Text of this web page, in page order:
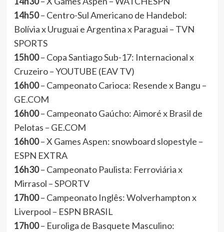
14h50– Centro-Sul Americano de Handebol:
Bolívia x Uruguai e Argentina x Paraguai – TVN
SPORTS
15h00– Copa Santiago Sub-17: Internacional x
Cruzeiro – YOUTUBE (EAV TV)
16h00– Campeonato Carioca: Resende x Bangu –
GE.COM
16h00– Campeonato Gaúcho: Aimoré x Brasil de
Pelotas – GE.COM
16h00– X Games Aspen: snowboard slopestyle –
ESPN EXTRA
16h30– Campeonato Paulista: Ferroviária x
Mirrasol – SPORTV
17h00– Campeonato Inglês: Wolverhampton x
Liverpool – ESPN BRASIL
17h00– Euroliga de Basquete Masculino: